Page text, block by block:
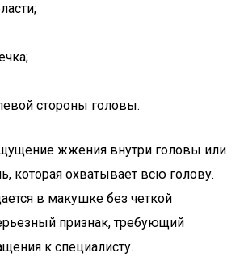
стороны головы.
жжения внутри головы или
которая охватывает всю голову.
в макушке без четкой
признак, требующий
к специалисту.